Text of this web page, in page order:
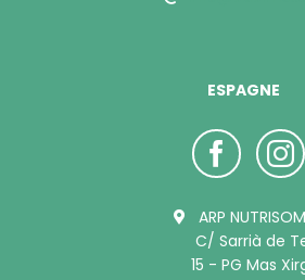
ESPAGNE
ARP
C/ Sarrià de
15 - PG Mas